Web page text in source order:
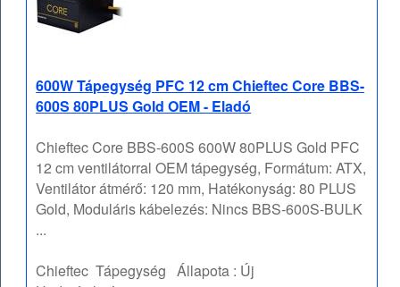
600W Tápegység PFC 12 cm Chieftec Core BBS-
600S 80PLUS Gold OEM - Eladó
Chieftec Core BBS-600S 600W 80PLUS Gold PFC
12 cm ventilátorral OEM tápegység, Formátum: ATX,
Ventilátor átmérő: 120 mm, Hatékonyság: 80 PLUS
Gold, Moduláris kábelezés: Nincs BBS-600S-BULK
...
Chieftec Tápegység Állapota : Új